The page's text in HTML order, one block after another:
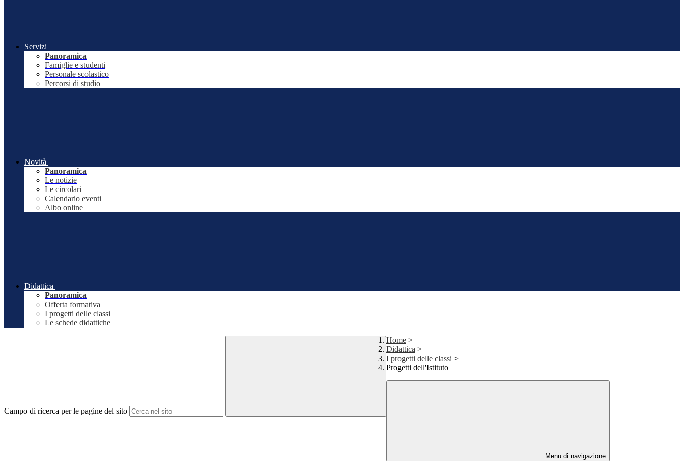
Servizi
Panoramica
Famiglie e studenti
Personale scolastico
Percorsi di studio
Novità
Panoramica
Le notizie
Le circolari
Calendario eventi
Albo online
Didattica
Panoramica
Offerta formativa
I progetti delle classi
Le schede didattiche
Campo di ricerca per le pagine del sito
Home >
Didattica >
I progetti delle classi >
Progetti dell'Istituto
Menu di navigazione